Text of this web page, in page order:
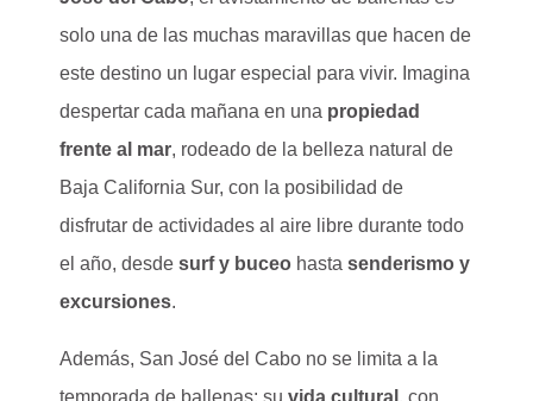
solo una de las muchas maravillas que hacen de
este destino un lugar especial para vivir. Imagina
despertar cada mañana en una propiedad
frente al mar, rodeado de la belleza natural de
Baja California Sur, con la posibilidad de
disfrutar de actividades al aire libre durante todo
el año, desde surf y buceo hasta senderismo y
excursiones.
Además, San José del Cabo no se limita a la
temporada de ballenas; su vida cultural , con